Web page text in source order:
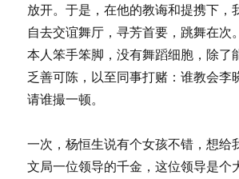
放开。于是，在他的教诲和提携下，
自去交谊舞厅，寻芳首要，跳舞在次
本人笨手笨脚，没有舞蹈细胞，除了
乏善可陈，以至同事打赌：谁教会李
请谁撮一顿。
一次，杨恒生说有个女孩不错，想给
文局一位领导的千金，这位领导是个